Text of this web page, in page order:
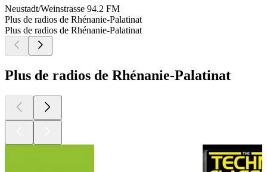
Neustadt/Weinstrasse 94.2 FM
Plus de radios de Rhénanie-Palatinat
Plus de radios de Rhénanie-Palatinat
Plus de radios de Rhénanie-Palatinat